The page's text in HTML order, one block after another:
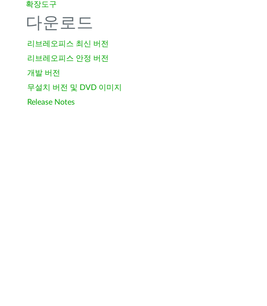
확장도구
다운로드
리브레오피스 최신 버전
리브레오피스 안정 버전
개발 버전
무설치 버전 및 DVD 이미지
Release Notes